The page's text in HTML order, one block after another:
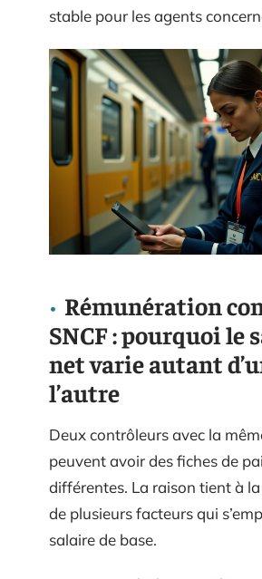
stable pour les agents
Rémunération
SNCF : pourquoi le
net varie autant
l’autre
Deux contrôleurs avec la
peuvent avoir des fiches de
différentes. La raison tient à
de plusieurs facteurs qui
salaire de base.